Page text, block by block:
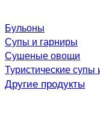
Бульоны
Супы и гарниры
Сушеные овощи
Туристические
Другие продукты